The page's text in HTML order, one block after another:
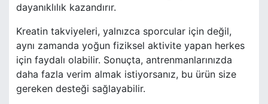
dayanıklılık kazandırır.
Kreatin takviyeleri, yalnızca sporcular için değil,
aynı zamanda yoğun fiziksel aktivite yapan herkes
için faydalı olabilir. Sonuçta, antrenmanlarınızda
daha fazla verim almak istiyorsanız, bu ürün size
gereken desteği sağlayabilir.